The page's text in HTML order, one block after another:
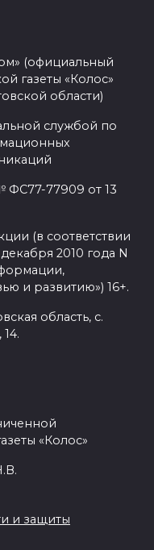
(официальный
газеты «Колос»
области)
службой по
77909 от 13
(в соответствии
2010 года N
и развитию») 16+.
область, с.
«Колос»
и защиты